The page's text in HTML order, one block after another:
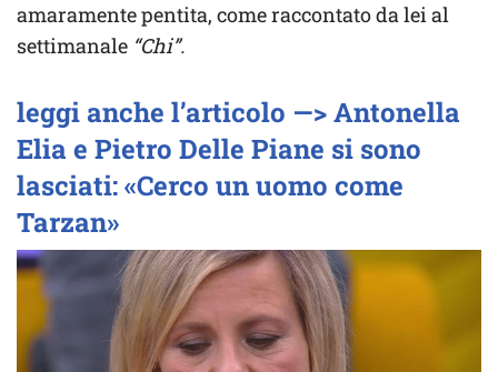
amaramente pentita, come raccontato da lei al
settimanale “Chi”.
leggi anche l’articolo —> Antonella
Elia e Pietro Delle Piane si sono
lasciati: «Cerco un uomo come
Tarzan»